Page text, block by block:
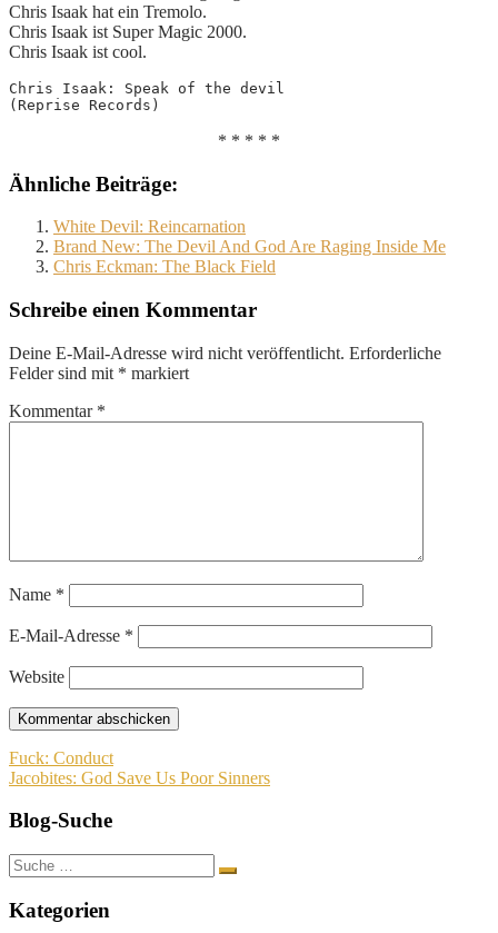
Chris Isaak hat ein Tremolo.
Chris Isaak ist Super Magic 2000.
Chris Isaak ist cool.
Chris Isaak: Speak of the devil
(Reprise Records)
* * * * *
Ähnliche Beiträge:
White Devil: Reincarnation
Brand New: The Devil And God Are Raging Inside Me
Chris Eckman: The Black Field
Schreibe einen Kommentar
Deine E-Mail-Adresse wird nicht veröffentlicht. Erforderliche
Felder sind mit * markiert
Kommentar *
Name *
E-Mail-Adresse *
Website
Beitragsnavigation
Fuck: Conduct
Jacobites: God Save Us Poor Sinners
Blog-Suche
Suche
nach:
Kategorien